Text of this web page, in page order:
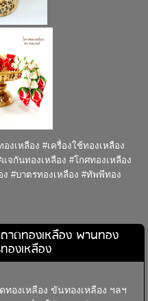
งเหลือง #เครื่องใช้ทองเหลือง
จกันทองเหลือง #โกศทองเหลือง
ง #บาตรทองเหลือง #ทัพพีทอง
าดทองเหลือง พานทอง
องเหลือง
ทองเหลือง ขันทองเหลือง ฯลฯ